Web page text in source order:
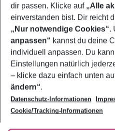
Footer
Footer navigation
Über uns
AGB
Bestpreisgarantie
Cookie-Einstellungen ändern
Cookie-Richtlinie
Agenturbetreuung
Barrierefreies Reisen
Folge uns
dir passen. Klicke auf „Alle
einverstanden bist. Dir reicht
„Nur notwendige Cookies“.
anpassen“ kannst du deine
individuell anpassen. Du
Einstellungen natürlich
– klicke dazu einfach unten
ändern“.
Datenschutz-Informationen
Cookie/Tracking-Informationen